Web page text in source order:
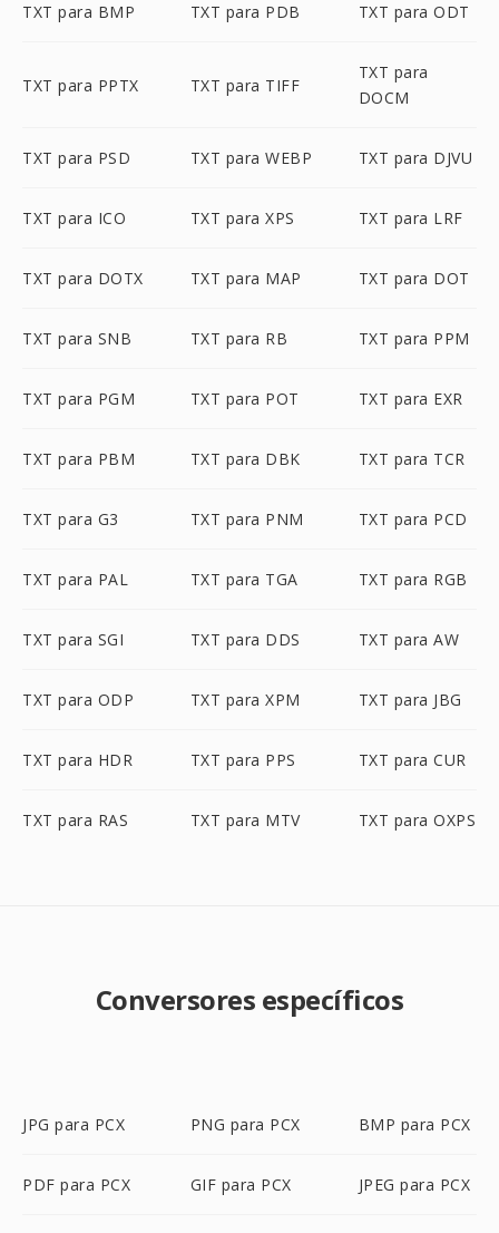
TXT para BMP TXT para PDB TXT para ODT
TXT para PPTX TXT para TIFF
TXT para
DOCM
TXT para PSD TXT para WEBP TXT para DJVU
TXT para ICO TXT para XPS TXT para LRF
TXT para DOTX TXT para MAP TXT para DOT
TXT para SNB TXT para RB TXT para PPM
TXT para PGM TXT para POT TXT para EXR
TXT para PBM TXT para DBK TXT para TCR
TXT para G3 TXT para PNM TXT para PCD
TXT para PAL TXT para TGA TXT para RGB
TXT para SGI TXT para DDS TXT para AW
TXT para ODP TXT para XPM TXT para JBG
TXT para HDR TXT para PPS TXT para CUR
TXT para RAS TXT para MTV TXT para OXPS
Conversores específicos
JPG para PCX PNG para PCX BMP para PCX
PDF para PCX GIF para PCX JPEG para PCX